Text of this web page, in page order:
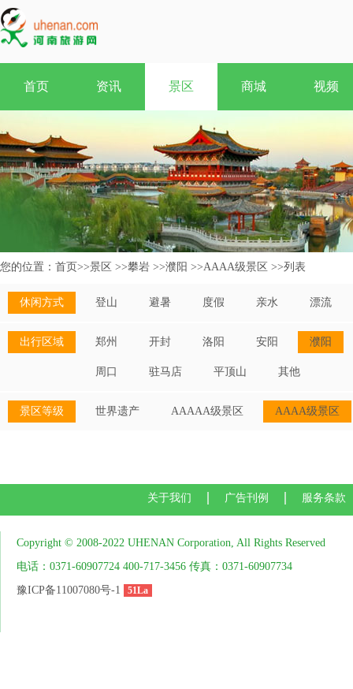
首页 资讯 景区 商城 视频
您的位置： 首页>>景区 >>攀岩 >>濮阳 >>AAAA级景区 >>列表
休闲方式 登山 避暑 度假 亲水 漂流
出行区域 郑州 开封 洛阳 安阳 濮阳
周口 驻马店 平顶山 其他
景区等级 世界遗产 AAAAA级景区 AAAA级景区
关于我们 广告刊例 服务条款
Copyright © 2008-2022 UHENAN Corporation, All Rights Reserved
电话：0371-60907724 400-717-3456 传真：0371-60907734
豫ICP备11007080号-1
51La